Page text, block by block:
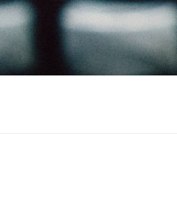
Pular
para
o
conteúdo